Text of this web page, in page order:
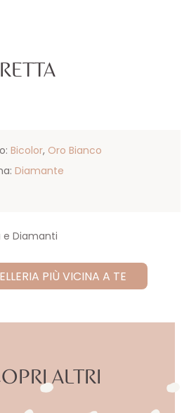
Bicolor, Oro Bianco
Diamante
e Diamanti
PIÙ VICINA A TE
ALTRI